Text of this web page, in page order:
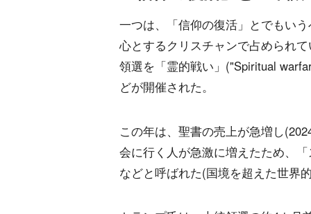
一つは、「信仰の復活」とでもい
心とするクリスチャンで占められ
領選を「霊的戦い」("Spiritual
どが開催された。
この年は、聖書の売上が急増し
会に行く人が急激に増えたため、
などと呼ばれた(国境を超えた世界